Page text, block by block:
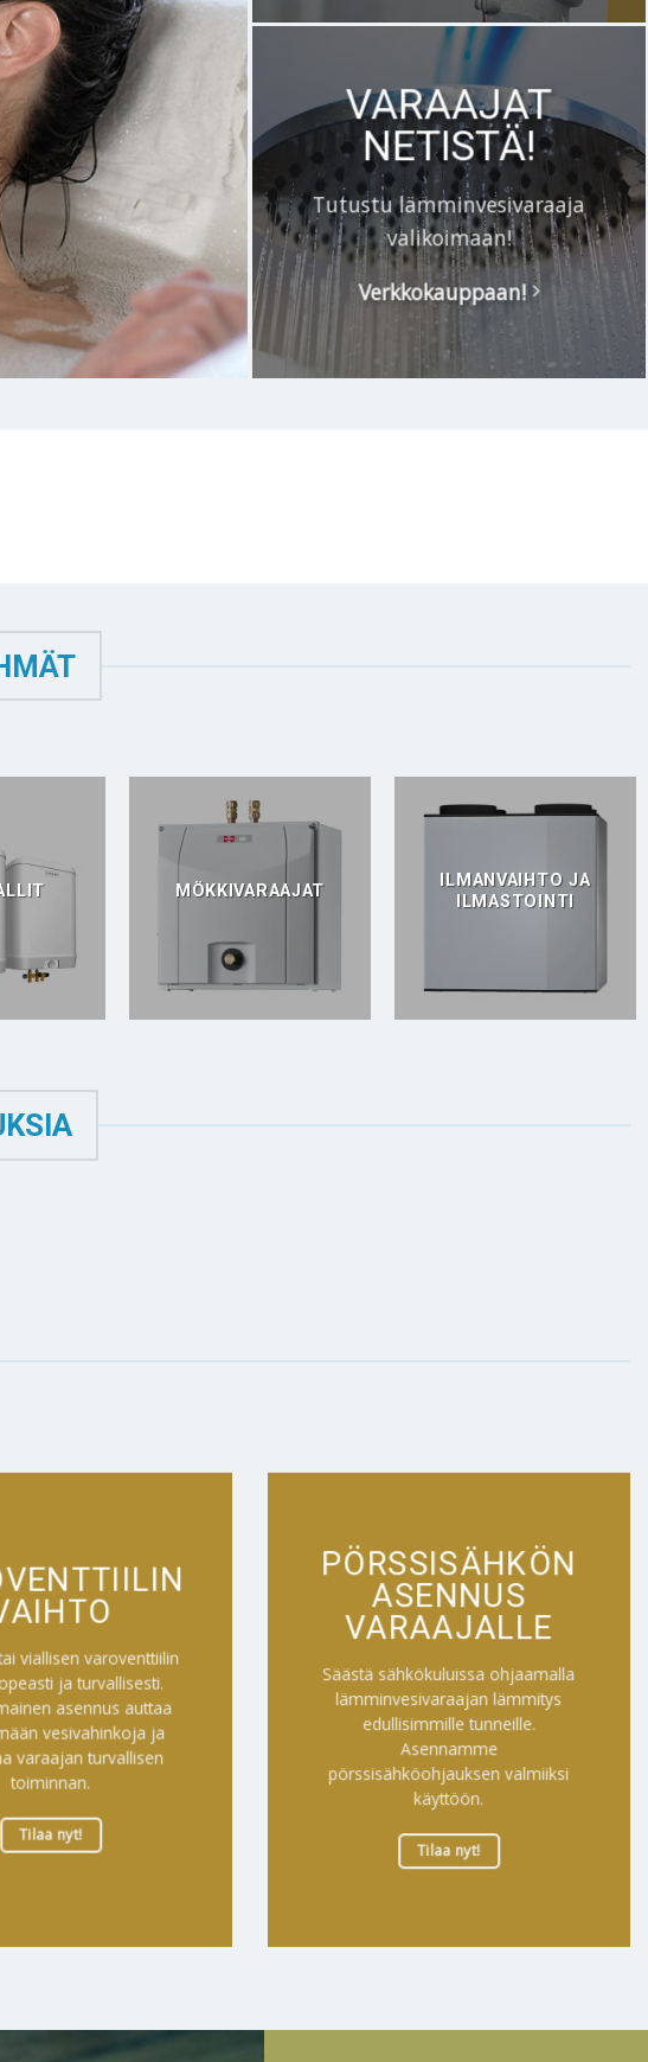
VARAAJAT
NETISTÄ!
Tutustu lämminvesivaraaja
valikoimaan!
Verkkokauppaan!
MÖKKIVARAAJAT
ILMANVAIHTO JA
ILMASTOINTI
viallisen varoventtiilin
ja turvallisesti.
asennus auttaa
vesivahinkoja ja
varaajan turvallisen
toiminnan.
Tilaa nyt!
PÖRSSISÄHKÖN
ASENNUS
VARAAJALLE
Säästä sähkökuluissa ohjaamalla
lämminvesivaraajan lämmitys
edullisimmille tunneille.
Asennamme
pörssisähköohjauksen valmiiksi
käyttöön.
Tilaa nyt!